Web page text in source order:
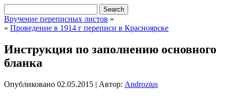
Вручение переписных листов »
« Проведение в 1914 г переписи в Красноярске
Инструкция по заполнению основного
бланка
Опубликовано 02.05.2015 | Автор: Androzius